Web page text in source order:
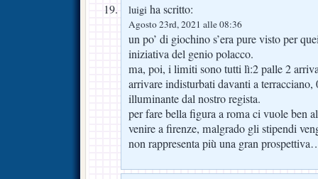
luigi ha scritto:
Agosto 23rd, 2021 alle 08:36
un po’ di giochino s’era pure visto per
iniziativa del genio polacco.
ma, poi, i limiti sono tutti lì:2 palle 2
arrivare indisturbati davanti a
illuminante dal nostro regista.
per fare bella figura a roma ci vuole ben
venire a firenze, malgrado gli stipendi
non rappresenta più una gran